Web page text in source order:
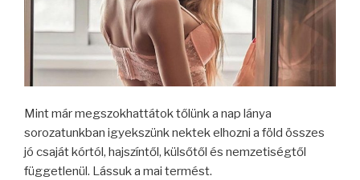
Mint már megszokhattátok tőlünk a nap lánya
sorozatunkban igyekszünk nektek elhozni a föld összes
jó csaját kórtól, hajszíntől, külsőtől és nemzetiségtől
függetlenül. Lássuk a mai termést.